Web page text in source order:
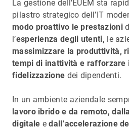
La gestione dell'EUEM sta
pilastro strategico dell’IT
modo proattivo le prestazioni
l’esperienza degli utenti, le
massimizzare la produttività,
tempi di inattività e rafforzare
fidelizzazione dei dipendenti.
In un ambiente aziendale
lavoro ibrido e da remoto,
digitale edall’accelerazione